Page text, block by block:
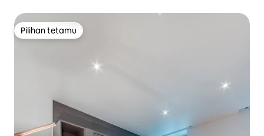
Pilihan tetamu
Pilihan tetamu